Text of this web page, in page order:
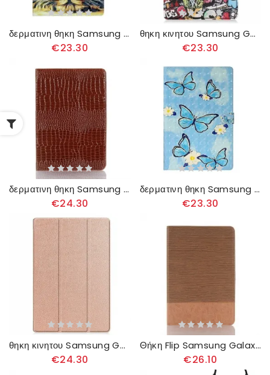
δερματινη θηκη Samsung Galaxy Tab S8 Plus / Tab S7 Plus Tiger Art
€23.30
θηκη κινητου Samsung Galaxy Tab S8 Plus / Tab S7 Plus Μολυβοθήκη Για Γκράφιτι
€23.30
δερματινη θηκη Samsung Galaxy Tab S8 Plus / Tab S7 Plus Εφέ Δέρματος Κροκοδείλου
€24.30
δερματινη θηκη Samsung Galaxy Tab S8 Plus / Tab S7 Plus Νεράιδα Πεταλούδας
€23.30
θηκη κινητου Samsung Galaxy Tab S8 Plus / Tab S7 Plus Τριπτυσσόμενη Θήκη Για Στυλό
€24.30
Θήκη Flip Samsung Galaxy Tab S8 Plus / Tab S7 Plus Υφή
€26.10